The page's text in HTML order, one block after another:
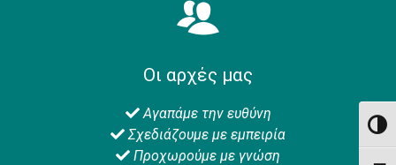
Οι αρχές μας
Αγαπάμε την ευθύνη
Σχεδιάζουμε με εμπειρία
Προχωρούμε με γνώση